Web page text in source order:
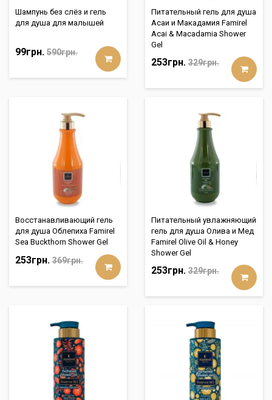
Шампунь без слёз и гель
для душа для малышей
99грн. 590грн.
Питательный гель для душа
Асаи и Макадамия Famirel
Acai & Macadamia Shower
Gel
253грн. 329грн.
Восстанавливающий гель
для душа Облепиха Famirel
Sea Buckthorn Shower Gel
253грн. 369грн.
Питательный увлажняющий
гель для душа Олива и Мед
Famirel Olive Oil & Honey
Shower Gel
253грн. 329грн.